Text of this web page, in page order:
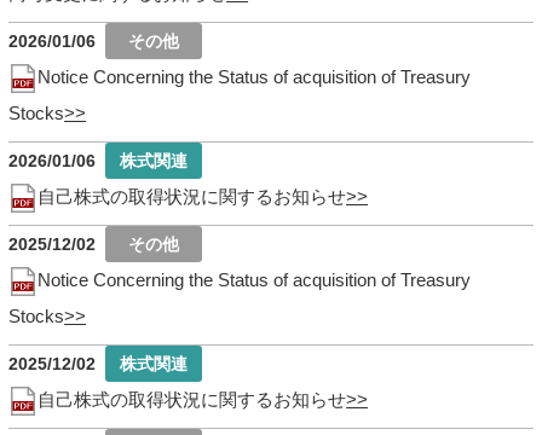
2026/01/06
Notice Concerning the Status of acquisition of Treasury
Stocks
2026/01/06
自己株式の取得状況に関するお知らせ
2025/12/02
Notice Concerning the Status of acquisition of Treasury
Stocks
2025/12/02
自己株式の取得状況に関するお知らせ